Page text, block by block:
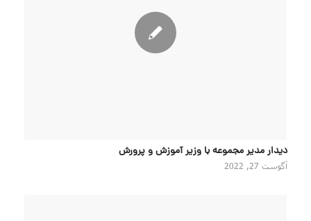
دیدار مدیر مجموعه با وزیر آموزش و پرورش
آگوست 27, 2022